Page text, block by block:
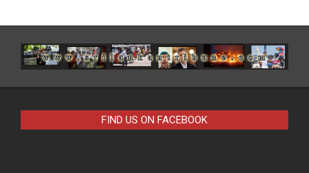
FIND US ON FACEBOOK